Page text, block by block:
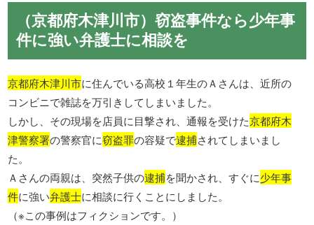
（京都府木津川市）窃盗事件なら少年事
件に強い弁護士に相談を
京都府木津川市に住んでいる高校１年生のＡさんは、近所の
コンビニで雑誌を万引きしてしまいました。
しかし、その現場を店員に目撃され、通報を受けた京都府木
津警察署の警察官に窃盗罪の容疑で逮捕されてしまいまし
た。
Ａさんの両親は、突然子供の逮捕を聞かされ、すぐに少年事
件に強い弁護士に相談に行くことにしました。
（※この事例はフィクションです。）